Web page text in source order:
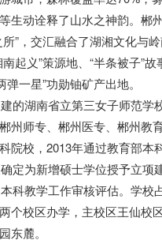
生动诠释了山水之神韵。郴
所”，交汇融合了湖湘文化与
起义”策源地、“半条被子”故
弹一星”功勋铀矿产出地。
的湖南省立第三女子师范学
州师专、郴州医专、郴州教
院校，2013年通过教育部本
定为新增硕士学位授予立项
科教学工作审核评估。学校
个校区办学，主校区王仙校
东麓。